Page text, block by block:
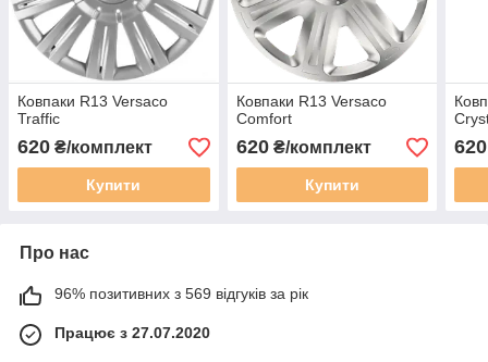
Ковпаки R13 Versaco
Traffic
620 ₴/комплект
Купити
Ковпаки R13 Versaco
Comfort
620₴/комплект
Купити
620
Про нас
96% позитивних з 569 відгуків за рік
Працює з 27.07.2020